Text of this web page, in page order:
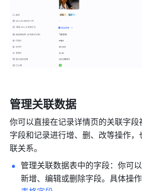
管理关联数据
你可以直接在记录详情页的关联字
字段和记录进行增、删、改等操作
联关系。
管理关联数据表中的字段：你可
新增、编辑或删除字段。具体操